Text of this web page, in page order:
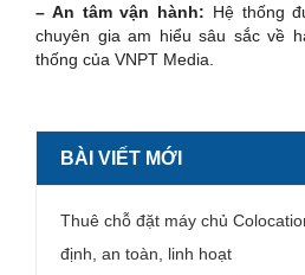
– An tâm vận hành: Hệ thống
chuyên gia am hiểu sâu sắc về
thống của VNPT Media.
BÀI VIẾT MỚI
Thuê chỗ đặt máy chủ
định, an toàn, linh hoạt